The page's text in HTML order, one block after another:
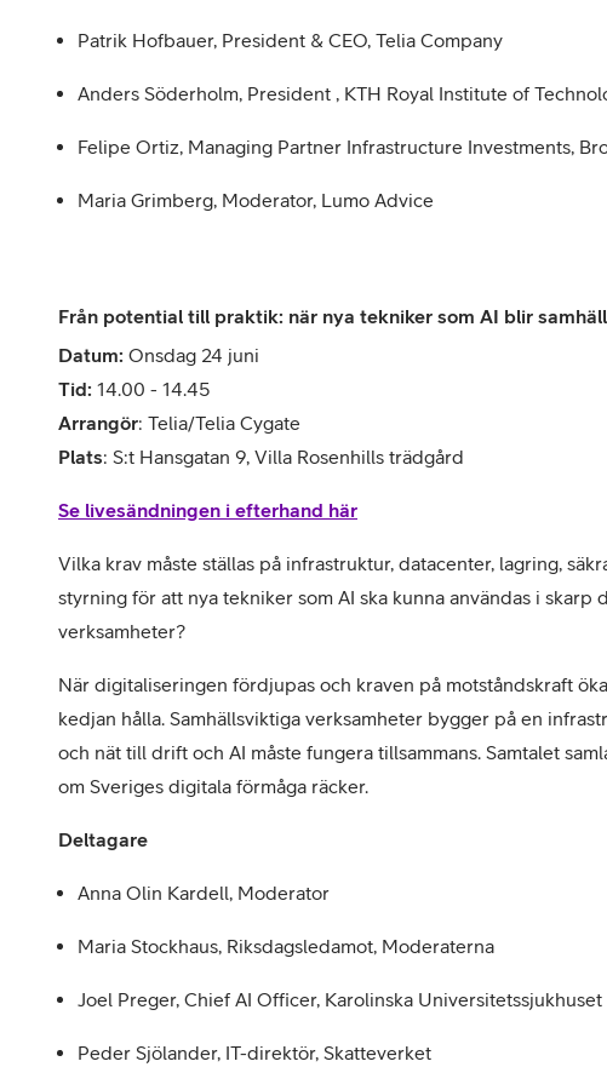
Patrik Hofbauer, President & CEO, Telia Company
Anders Söderholm, President , KTH Royal Institute of
Felipe Ortiz, Managing Partner Infrastructure Investments,
Maria Grimberg, Moderator, Lumo Advice
Från potential till praktik: när nya tekniker som AI blir
Datum: Onsdag 24 juni
Tid: 14.00 - 14.45
Arrangör: Telia/Telia Cygate
Plats: S:t Hansgatan 9, Villa Rosenhills trädgård
Se livesändningen i efterhand här
Vilka krav måste ställas på infrastruktur, datacenter, lagring,
styrning för att nya tekniker som AI ska kunna användas i skarp
verksamheter?
När digitaliseringen fördjupas och kraven på motståndskraft
kedjan hålla. Samhällsviktiga verksamheter bygger på en
och nät till drift och AI måste fungera tillsammans. Samtalet
om Sveriges digitala förmåga räcker.
Deltagare
Anna Olin Kardell, Moderator
Maria Stockhaus, Riksdagsledamot, Moderaterna
Joel Preger, Chief AI Officer, Karolinska Universitetssjukhuset
Peder Sjölander, IT-direktör, Skatteverket